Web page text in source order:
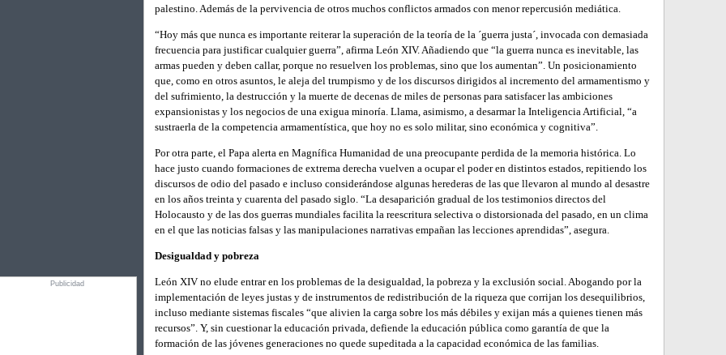
Publicidad
palestino. Además de la pervivencia de otros muchos conflictos armados con menor repercusión mediática.
“Hoy más que nunca es importante reiterar la superación de la teoría de la ´guerra justa´, invocada con demasiada
frecuencia para justificar cualquier guerra”, afirma León XIV. Añadiendo que “la guerra nunca es inevitable, las
armas pueden y deben callar, porque no resuelven los problemas, sino que los aumentan”. Un posicionamiento
que, como en otros asuntos, le aleja del trumpismo y de los discursos dirigidos al incremento del armamentismo y
del sufrimiento, la destrucción y la muerte de decenas de miles de personas para satisfacer las ambiciones
expansionistas y los negocios de una exigua minoría. Llama, asimismo, a desarmar la Inteligencia Artificial, “a
sustraerla de la competencia armamentística, que hoy no es solo militar, sino económica y cognitiva”.
Por otra parte, el Papa alerta en Magnífica Humanidad de una preocupante perdida de la memoria histórica. Lo
hace justo cuando formaciones de extrema derecha vuelven a ocupar el poder en distintos estados, repitiendo los
discursos de odio del pasado e incluso considerándose algunas herederas de las que llevaron al mundo al desastre
en los años treinta y cuarenta del pasado siglo. “La desaparición gradual de los testimonios directos del
Holocausto y de las dos guerras mundiales facilita la reescritura selectiva o distorsionada del pasado, en un clima
en el que las noticias falsas y las manipulaciones narrativas empañan las lecciones aprendidas”, asegura.
Desigualdad y pobreza
León XIV no elude entrar en los problemas de la desigualdad, la pobreza y la exclusión social. Abogando por la
implementación de leyes justas y de instrumentos de redistribución de la riqueza que corrijan los desequilibrios,
incluso mediante sistemas fiscales “que alivien la carga sobre los más débiles y exijan más a quienes tienen más
recursos”. Y, sin cuestionar la educación privada, defiende la educación pública como garantía de que la
formación de las jóvenes generaciones no quede supeditada a la capacidad económica de las familias.